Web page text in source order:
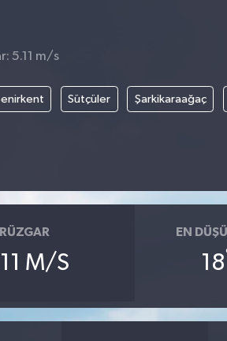
5.11 m/s
Sütçüler Şarkikaraağaç
RÜZGAR
M/S
EN
18